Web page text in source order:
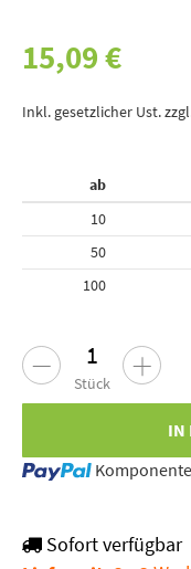
15,09 €
Inkl. gesetzlicher Ust.
ab
10
50
100
Stück
IN
Loading...
Sofort verfügbar